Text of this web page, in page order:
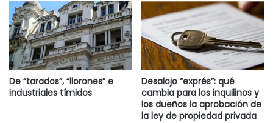
Destacadas
De “tarados”, “llorones” e
industriales tímidos
Desalojo “exprés”: qué
cambia para los inquilinos y
los dueños la aprobación de
la ley de propiedad privada